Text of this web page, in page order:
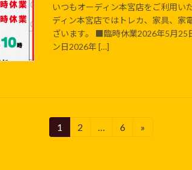
いつもオーディン本宮店をご利用い
ディン本宮店ではトレカ、家具、家
ざいます。 ■臨時休業2026年5月
ン日2026年 […]
固
1
固
2 …
固
6 »